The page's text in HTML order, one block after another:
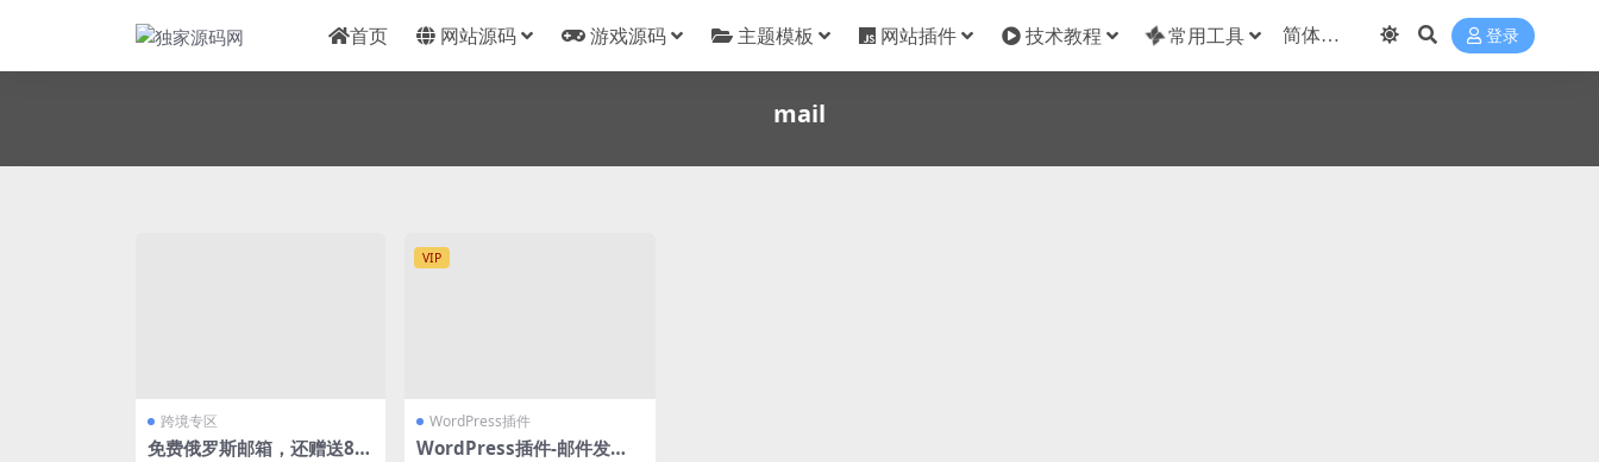
首页 网站源码 游戏源码 主题模板 网站插件 技术教程 常用工具 登录
mail
跨境专区
免费俄罗斯邮箱，还赠送8G
VIP
WordPress插件
WordPress插件-邮件发送